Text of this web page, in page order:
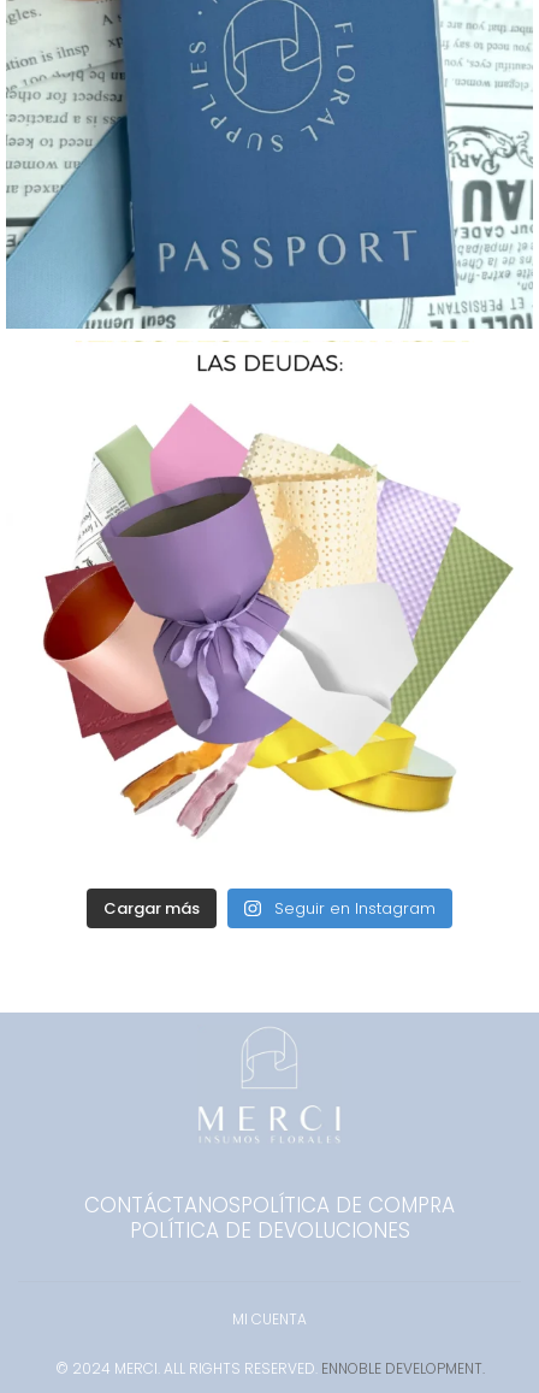
Cargar más Seguir en Instagram
CONTÁCTANOSPOLÍTICA DE COMPRA
POLÍTICA DE DEVOLUCIONES
© 2024 MERCI. ALL RIGHTS RESERVED. ENNOBLE DEVELOPMENT.
MI CUENTA